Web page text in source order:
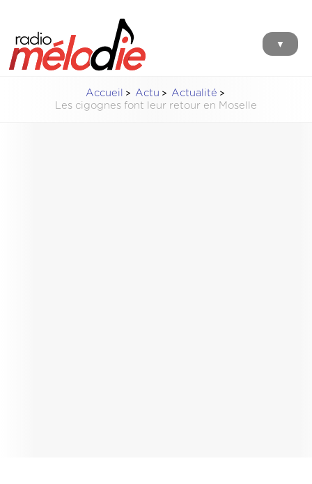
▼
Accueil Actu
Actualité
Les cigognes font leur retour en Moselle